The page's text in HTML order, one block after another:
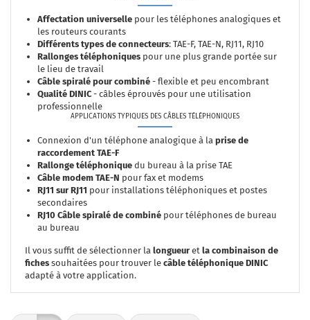
Affectation universelle pour les téléphones analogiques et
les routeurs courants
Différents types de connecteurs: TAE-F, TAE-N, RJ11, RJ10
Rallonges téléphoniques pour une plus grande portée sur
le lieu de travail
Câble spiralé pour combiné - flexible et peu encombrant
Qualité DINIC - câbles éprouvés pour une utilisation
professionnelle
APPLICATIONS TYPIQUES DES CÂBLES TÉLÉPHONIQUES
Connexion d'un téléphone analogique à la prise de
raccordement TAE-F
Rallonge téléphonique du bureau à la prise TAE
Câble modem TAE-N pour fax et modems
RJ11 sur RJ11 pour installations téléphoniques et postes
secondaires
RJ10 Câble spiralé de combiné pour téléphones de bureau
au bureau
Il vous suffit de sélectionner la longueuret la combinaison de
fiches souhaitées pour trouver le câble téléphonique DINIC
adapté à votre application.